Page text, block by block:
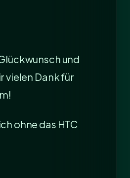
und
vielen Dank für
ohne das HTC